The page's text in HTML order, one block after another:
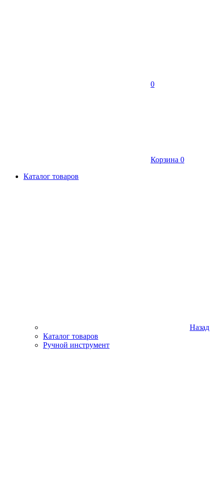
0
Корзина 0
Каталог товаров
Назад
Каталог товаров
Ручной инструмент